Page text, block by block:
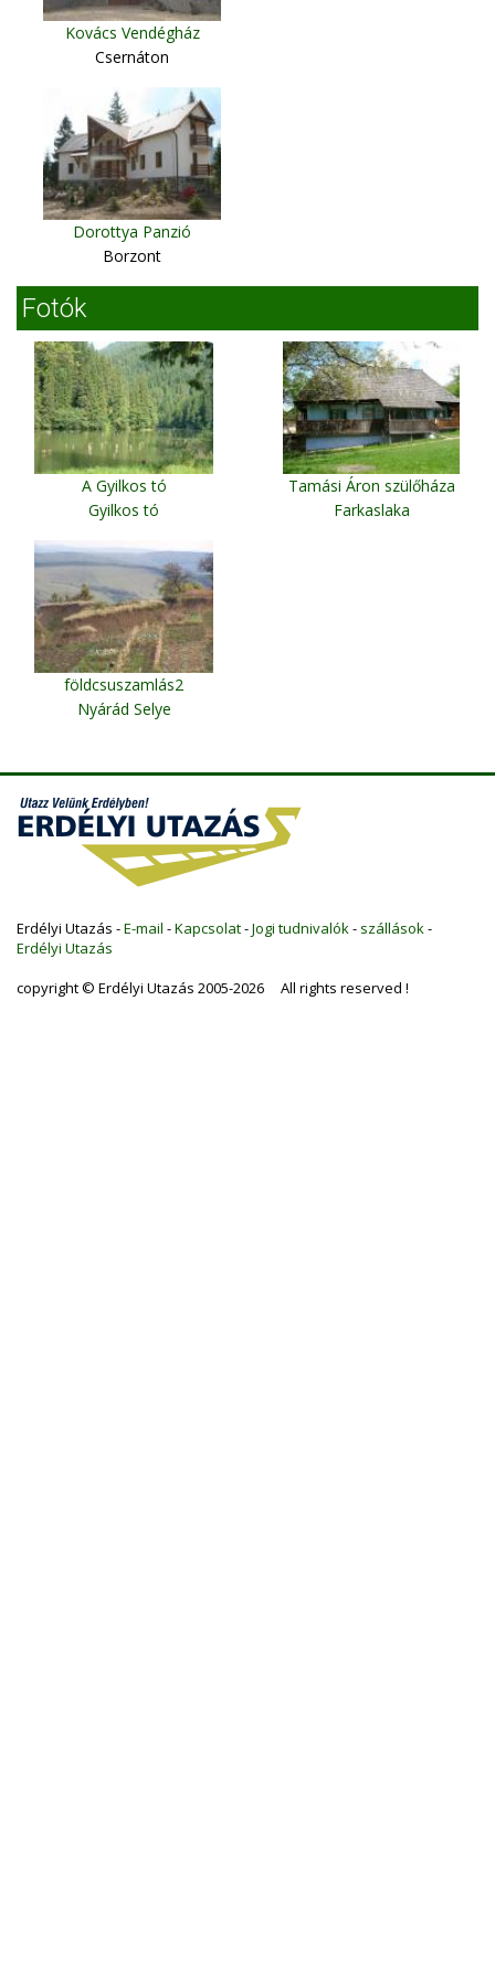
Kovács Vendégház
Csernáton
Dorottya Panzió
Borzont
Fotók
A Gyilkos tó
Gyilkos tó
Tamási Áron szülőháza
Farkaslaka
földcsuszamlás2
Nyárád Selye
Erdélyi Utazás -E-mail -Kapcsolat-Jogi tudnivalók - szállások -
Erdélyi Utazás
copyright © Erdélyi Utazás 2005-2026 All rights reserved !